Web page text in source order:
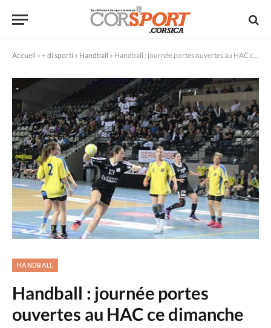
Accueil » + di sporti » Handball » Handball : journée portes ouvertes au HAC ce dimanche
HANDBALL
Handball : journée portes
ouvertes au HAC ce dimanche